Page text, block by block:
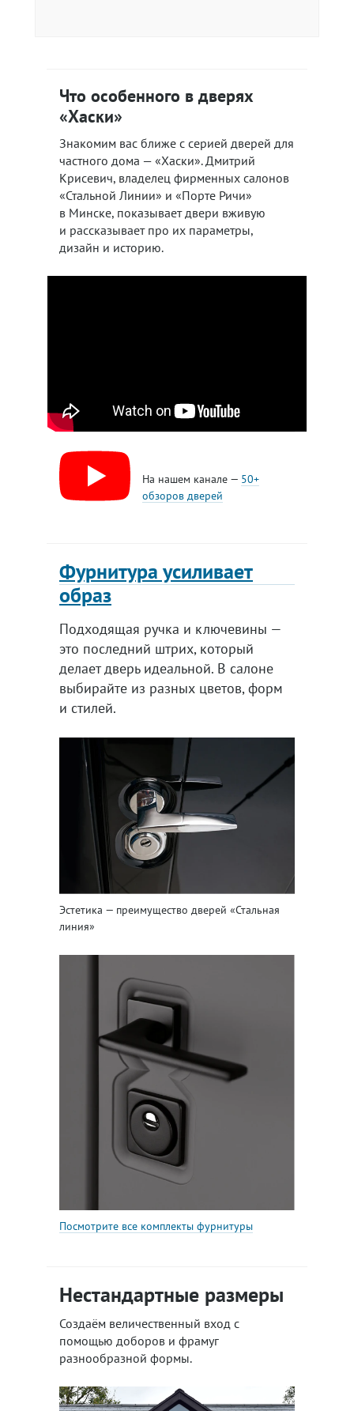
Что особенного в дверях
«Хаски»
Знакомим вас ближе с серией дверей для
частного дома — «Хаски». Дмитрий
Крисевич, владелец фирменных салонов
«Стальной Линии» и «Порте Ричи»
в Минске, показывает двери вживую
и рассказывает про их параметры,
дизайн и историю.
На нашем канале — 50+
обзоров дверей
Фурнитура усиливает
образ
Подходящая ручка и ключевины —
это последний штрих, который
делает дверь идеальной. В салоне
выбирайте из разных цветов, форм
и стилей.
Эстетика — преимущество дверей «Стальная
линия»
Посмотрите все комплекты фурнитуры
Нестандартные размеры
Создаём величественный вход с
помощью доборов и фрамуг
разнообразной формы.